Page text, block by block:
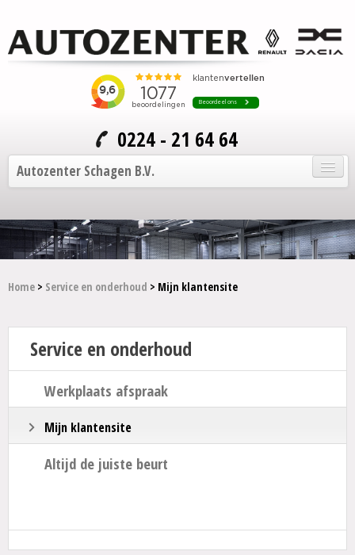
0224 - 21 64 64
Autozenter Schagen B.V.
Home
Onze auto's
Service en onderhoud
Contact
Home > Service en onderhoud > Mijn klantensite
Service en onderhoud
Werkplaats afspraak
Mijn klantensite
Altijd de juiste beurt